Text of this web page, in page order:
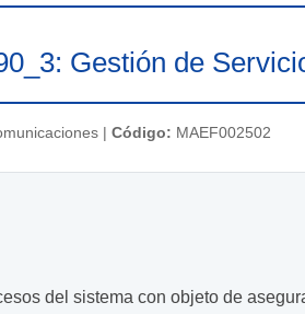
Gestión de
| Código: MAEF002502
del sistema con objeto de